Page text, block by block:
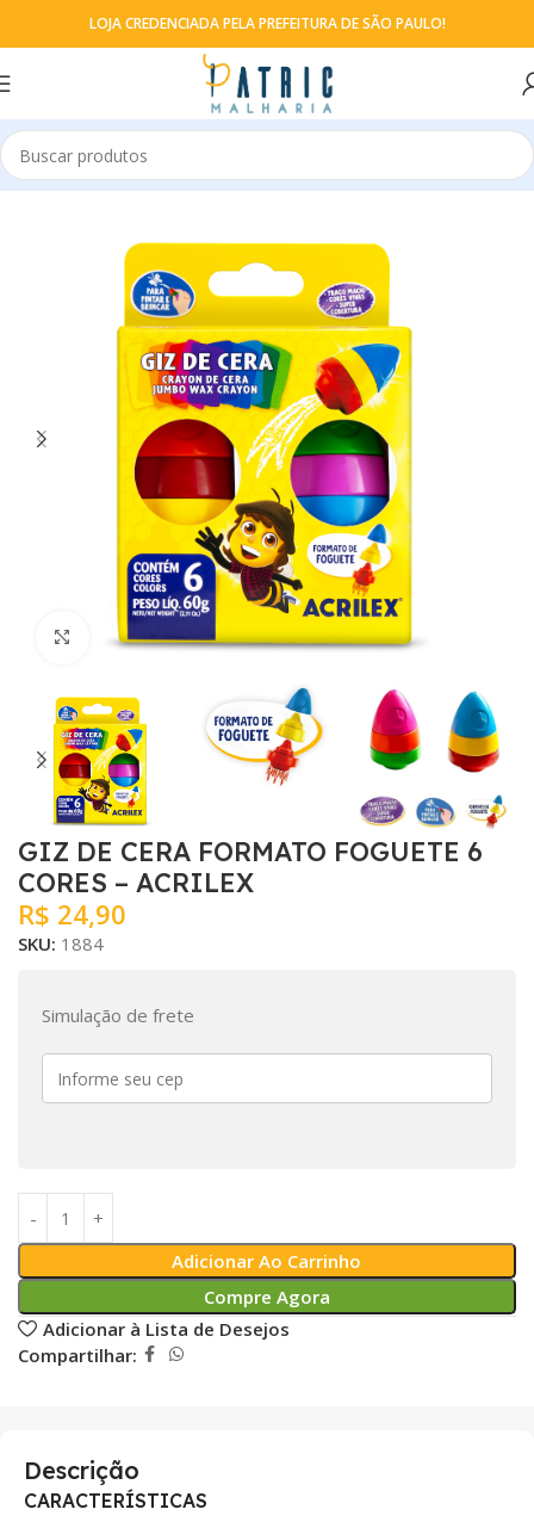
LOJA CREDENCIADA PELA PREFEITURA DE SÃO PAULO!
Início Giz de Cera
Clique para ampliar
GIZ DE CERA FORMATO FOGUETE 6
CORES – ACRILEX
R$ 24,90
SKU: 1884
Simulação de frete
Adicionar Ao Carrinho
Compre Agora
Adicionar à Lista de Desejos
Compartilhar:
Descrição
CARACTERÍSTICAS